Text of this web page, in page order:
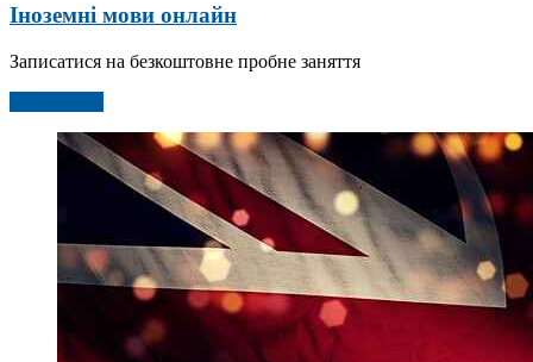
Іноземні мови онлайн
Записатися на безкоштовне пробне заняття